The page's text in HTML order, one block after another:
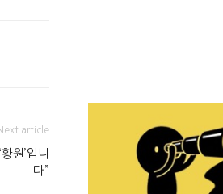
article
원’입니
다”